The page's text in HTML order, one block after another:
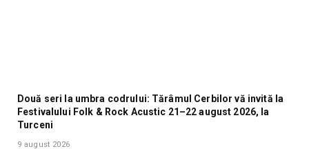
Două seri la umbra codrului: Tărâmul Cerbilor vă invită la
Festivalului Folk & Rock Acustic 21–22 august 2026, la
Turceni
9 august 2026